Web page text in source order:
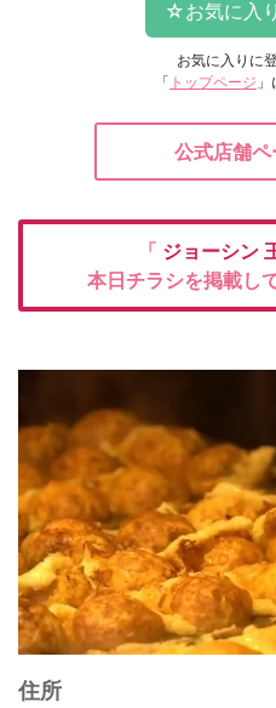
お気に入りに
「 トップページ
公式店舗ペ
「 ジョーシン
本日チラシを掲載し
住所